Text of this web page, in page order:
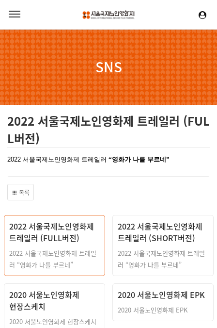
SNS
2022 서울국제노인영화제 트레일러 (FUL
L버전)
2022 서울국제노인영화제 트레일러 “영화가 나를 부르네 ”
목록
2022 서울국제노인영화제
트레일러 (FULL버전)
2022 서울국제노인영화제 트레일
러 “영화가 나를 부르네”
2022 서울국제노인영화제
트레일러 (SHORT버전)
2022 서울국제노인영화제 트레일
러 “영화가 나를 부르네”
2020 서울노인영화제
현장스케치
2020 서울노인영화제 현장스케치
2020 서울노인영화제 EPK
2020 서울노인영화제 EPK